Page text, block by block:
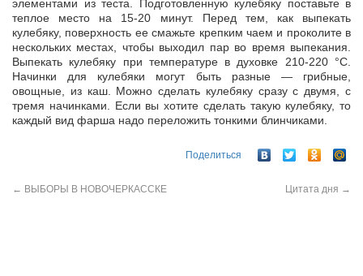
элементами из теста. Подготовленную кулебяку поставьте в
теплое место на 15-20 минут. Перед тем, как выпекать
кулебяку, поверхность ее смажьте крепким чаем и проколите в
нескольких местах, чтобы выходил пар во время выпекания.
Выпекать кулебяку при температуре в духовке 210-220 °С.
Начинки для кулебяки могут быть разные — грибные,
овощные, из каш. Можно сделать кулебяку сразу с двумя, с
тремя начинками. Если вы хотите сделать такую кулебяку, то
каждый вид фарша надо переложить тонкими блинчиками.
Поделиться
← ВЫБОРЫ В НОВОЧЕРКАССКЕ Цитата дня →